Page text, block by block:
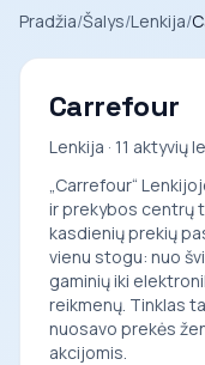
Pradžia/Šalys/Lenkija/
Carrefour
Lenkija · 11 aktyvių
„Carrefour“
ir prekybos centrų
kasdienių prekių
vienu stogu: nuo
gaminių iki
reikmenų. Tinklas
nuosavo prekės
akcijomis.